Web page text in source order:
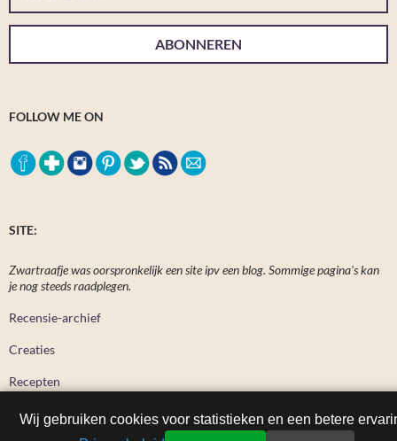
ABONNEREN
FOLLOW ME ON
SITE:
Zwartraafje was oorspronkelijk een site ipv een blog. Sommige pagina's kan
je nog steeds raadplegen.
Recensie-archief
Creaties
Recepten
Wij gebruiken cookies voor statistieken en een betere